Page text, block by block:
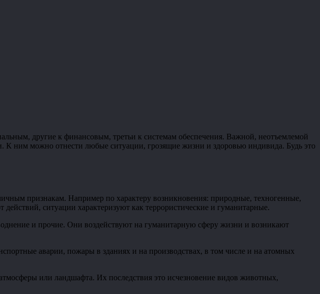
другие к финансовым, третьи к системам обеспечения. Важной, неотъемлемой
К ним можно отнести любые ситуации, грозящие жизни и здоровью индивида. Будь это
признакам. Например по характеру возникновения: природные, техногенные,
ситуации характеризуют как террористические и гуманитарные.
и прочие. Они воздействуют на гуманитарную сферу жизни и возникают
аварии, пожары в зданиях и на производствах, в том числе и на атомных
или ландшафта. Их последствия это исчезновение видов животных,